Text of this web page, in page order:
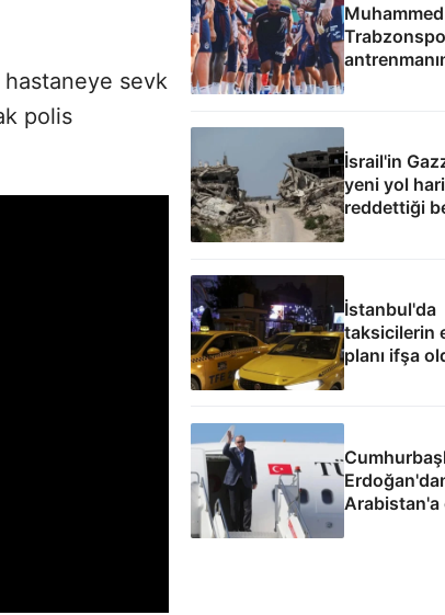
hastaneye sevk
polis
İsrail'in
yeni yol
reddettiği
İstanbul'da
taksicilerin
planı ifşa
Arabistan'a